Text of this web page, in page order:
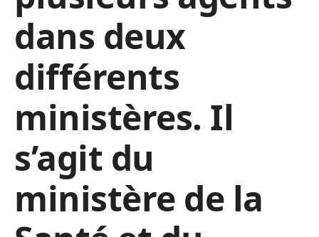
dans deux
différents
ministères. Il
s’agit du
ministère de la